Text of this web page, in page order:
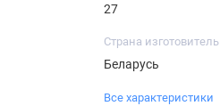
27
Страна изготовитель
Беларусь
Все характеристики